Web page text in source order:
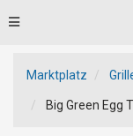
Toggle
Marktplatz
Big Green Egg